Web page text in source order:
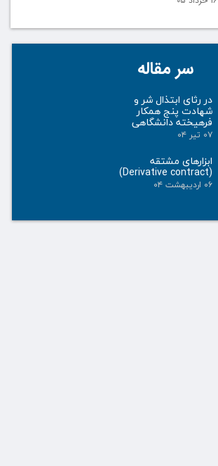
سر مقاله
در رثای ابتذال شر و
شهادت پنج همکار
فرهیخته دانشگاهی
۰۷ تیر ۰۴
ابزارهای مشتقه
(Derivative contract)
۰۶ اردیبهشت ۰۴